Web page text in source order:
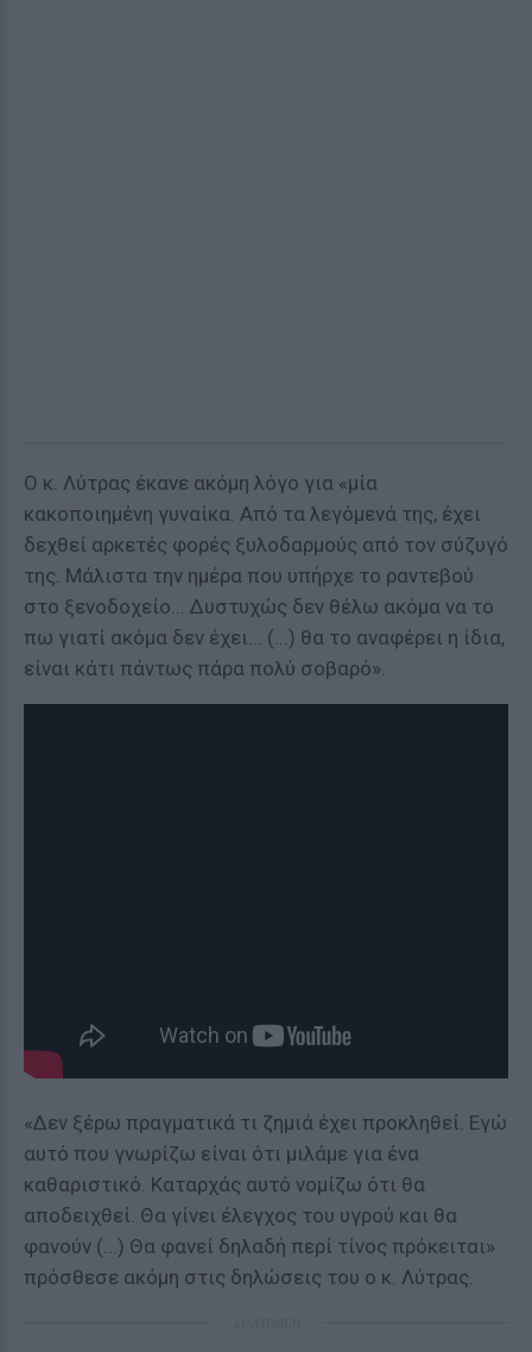
Ο κ. Λύτρας έκανε ακόμη λόγο για «μία
κακοποιημένη γυναίκα. Από τα λεγόμενά της, έχει
δεχθεί αρκετές φορές ξυλοδαρμούς από τον σύζυγό
της. Μάλιστα την ημέρα που υπήρχε το ραντεβού
στο ξενοδοχείο... Δυστυχώς δεν θέλω ακόμα να το
πω γιατί ακόμα δεν έχει... (...) θα το αναφέρει η ίδια,
είναι κάτι πάντως πάρα πολύ σοβαρό».
«Δεν ξέρω πραγματικά τι ζημιά έχει προκληθεί. Εγώ
αυτό που γνωρίζω είναι ότι μιλάμε για ένα
καθαριστικό. Καταρχάς αυτό νομίζω ότι θα
αποδειχθεί. Θα γίνει έλεγχος του υγρού και θα
φανούν (...) Θα φανεί δηλαδή περί τίνος πρόκειται»
πρόσθεσε ακόμη στις δηλώσεις του ο κ. Λύτρας.